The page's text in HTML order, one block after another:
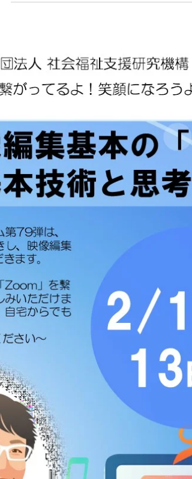
つもご覧いただきありがとうございます♪ 新
を迎えたのも束の間 もう１月も終わりを迎え
うとしています 冬の寒さも最後の追い込みに
りました とにかくしっかり身体を動かして ま
然を眺めながらのウォーキングは気持ちいい
すよ～っ(^^)/~~~ さて、本日は２月のプログ
ムを 掲載させていただきます☆ ２月も節分や
バレンタインといった 季節のイベントが盛り
山♪ その為、利用者企画イベントはお休みで
zzz グループワークやプレゼンなど 皆で楽し
さらに、日常に活かせる自炊を学ぶプログラ
など きっと皆さんの役に立つプログラムが盛
沢山(*^^*)♡ 「これって何をするの？」 「利
を考えているけど、どんなことを学べるの？
詳しい内容を知りたい方は是非お問合せくだ
い☆ サンク藤井寺では、 体力アップのプログ
ラムやアンガーマネジメント ビジネスマナー